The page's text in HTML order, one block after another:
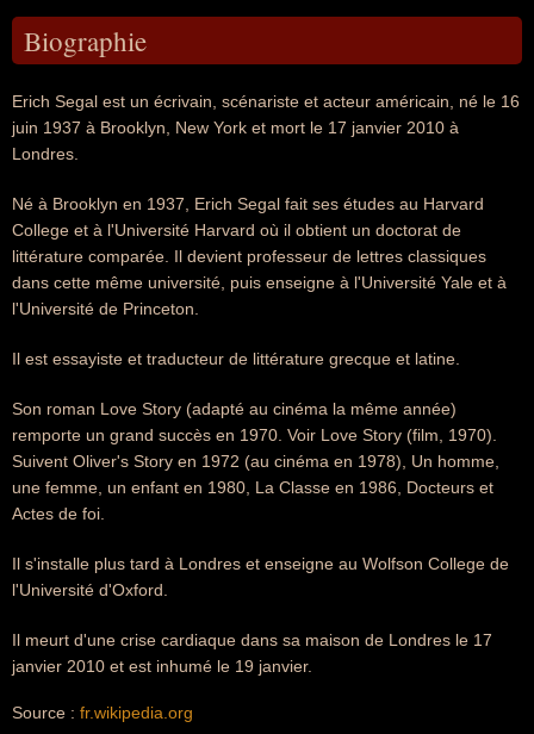
Biographie
Erich Segal est un écrivain, scénariste et acteur américain, né le 16
juin 1937 à Brooklyn, New York et mort le 17 janvier 2010 à
Londres.
Né à Brooklyn en 1937, Erich Segal fait ses études au Harvard
College et à l'Université Harvard où il obtient un doctorat de
littérature comparée. Il devient professeur de lettres classiques
dans cette même université, puis enseigne à l'Université Yale et à
l'Université de Princeton.
Il est essayiste et traducteur de littérature grecque et latine.
Son roman Love Story (adapté au cinéma la même année)
remporte un grand succès en 1970. Voir Love Story (film, 1970).
Suivent Oliver's Story en 1972 (au cinéma en 1978), Un homme,
une femme, un enfant en 1980, La Classe en 1986, Docteurs et
Actes de foi.
Il s'installe plus tard à Londres et enseigne au Wolfson College de
l'Université d'Oxford.
Il meurt d'une crise cardiaque dans sa maison de Londres le 17
janvier 2010 et est inhumé le 19 janvier.
Source : fr.wikipedia.org